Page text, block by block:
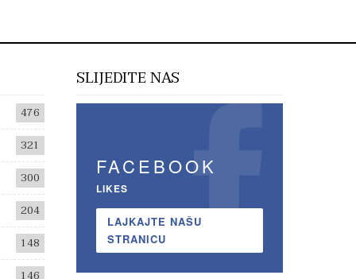
476
321
300
204
148
SLIJEDITE NAS
FACEBOOK
LIKES
LAJKAJTE NAŠU
STRANICU